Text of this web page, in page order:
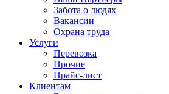
Забота о людях
Вакансии
Охрана труда
Услуги
Перевозка
Прочие
Прайс-лист
Клиентам